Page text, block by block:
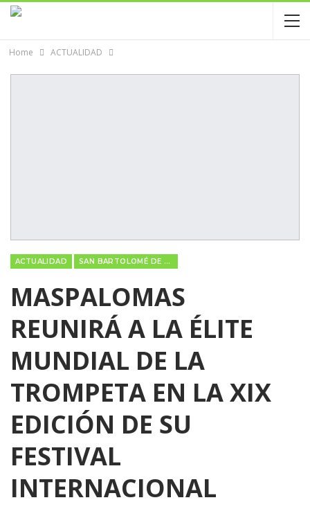
Home ACTUALIDAD
ACTUALIDAD SAN BARTOLOMÉ DE TIRAJANA
MASPALOMAS
REUNIRÁ A LA ÉLITE
MUNDIAL DE LA
TROMPETA EN LA XIX
EDICIÓN DE SU
FESTIVAL
INTERNACIONAL